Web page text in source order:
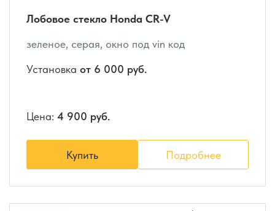
Лобовое стекло Honda CR-V
зеленое, серая, окно под vin код
Установка от 6 000 руб.
Цена: 4 900 руб.
Купить Подробнее